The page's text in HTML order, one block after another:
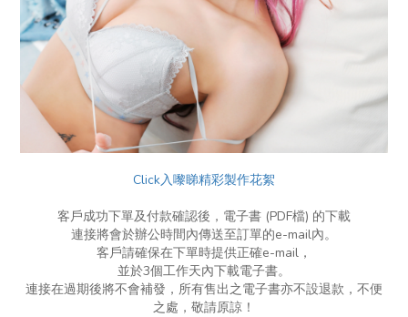
Click入嚟睇精彩製作花絮
客戶成功下單及付款確認後，電子書 (PDF檔) 的下載
連接將會於辦公時間內傳送至訂單的e-mail內。
客戶請確保在下單時提供正確e-mail，
並於3個工作天內下載電子書。
連接在過期後將不會補發，所有售出之電子書亦不設退款，不便
之處，敬請原諒！